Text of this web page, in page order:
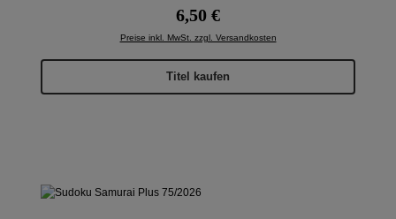
Regulärer Preis:
6,50 €
Preise inkl. MwSt. zzgl. Versandkosten
Titel kaufen